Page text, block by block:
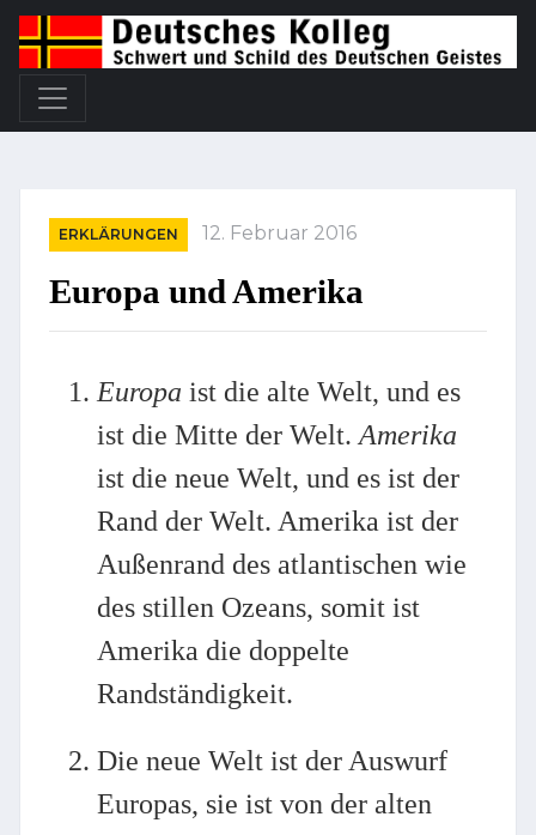
ERKLÄRUNGEN 12. Februar 2016
Europa und Amerika
Europa ist die alte Welt, und es
ist die Mitte der Welt. Amerika
ist die neue Welt, und es ist der
Rand der Welt. Amerika ist der
Außenrand des atlantischen wie
des stillen Ozeans, somit ist
Amerika die doppelte
Randständigkeit.
Die neue Welt ist der Auswurf
Europas, sie ist von der alten